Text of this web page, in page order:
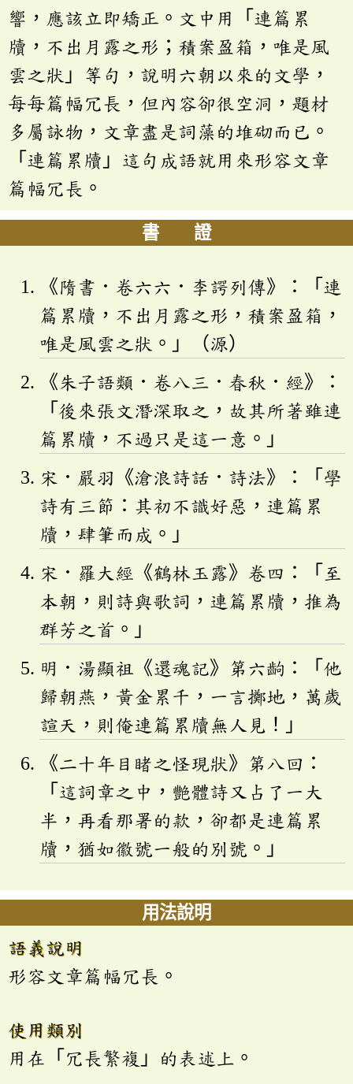
響，應該立即矯正。文中用「連篇累
牘，不出月露之形；積案盈箱，唯是風
雲之狀」等句，說明六朝以來的文學，
每每篇幅冗長，但內容卻很空洞，題材
多屬詠物，文章盡是詞藻的堆砌而已。
「連篇累牘」這句成語就用來形容文章
篇幅冗長。
書 證
《隋書．卷六六．李諤列傳》：「連
篇累牘，不出月露之形，積案盈箱，
唯是風雲之狀。」（源）
《朱子語類．卷八三．春秋．經》：
「後來張文潛深取之，故其所著雖連
篇累牘，不過只是這一意。」
宋．嚴羽《滄浪詩話．詩法》：「學
詩有三節：其初不識好惡，連篇累
牘，肆筆而成。」
宋．羅大經《鶴林玉露》卷四：「至
本朝，則詩與歌詞，連篇累牘，推為
群芳之首。」
明．湯顯祖《還魂記》第六齣：「他
歸朝燕，黃金累千，一言擲地，萬歲
諠天，則俺連篇累牘無人見！」
《二十年目睹之怪現狀》第八回：
「這詞章之中，艷體詩又占了一大
半，再看那署的款，卻都是連篇累
牘，猶如徽號一般的別號。」
用法說明
語義說明
形容文章篇幅冗長。
使用類別
用在「冗長繁複」的表述上。